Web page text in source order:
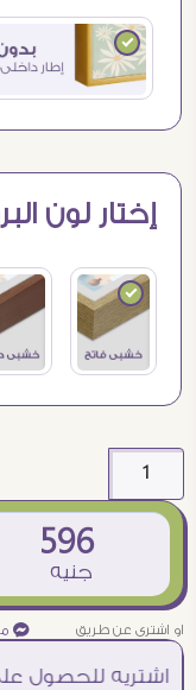
إختار لون
596
جنيه
او اشترى عن طريق ¥